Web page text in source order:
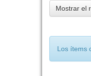
Mostrar el
Los ítems